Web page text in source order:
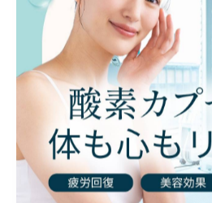
く、個人差がある点は事実です
を守らない場合には、気圧変化
を招くリスクもあります。安全
説明や健康状態の確認が不可欠
最近はスマホの持ち込みや長時
見受けられますが、正しい知識と
もとで活用することが大切です
に、酸素カプセルのメリット・